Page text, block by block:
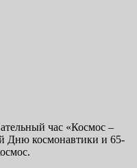
час «Космос –
Дню космонавтики и 65-